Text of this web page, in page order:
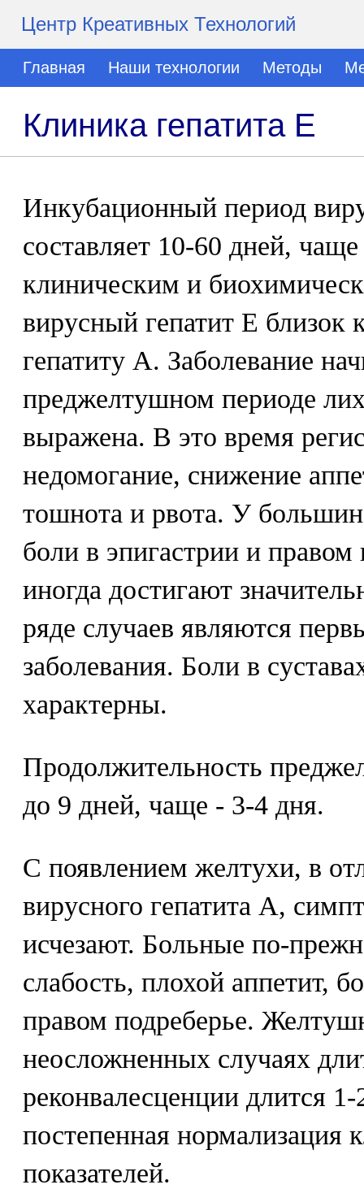
Центр Креативных Технологий
Главная Наши технологии Методы
Клиника гепатита Е
Инкубационный период
составляет 10-60 дней,
клиническим и
вирусный гепатит Е близок
гепатиту А. Заболевание
преджелтушном периоде
выражена. В это время
недомогание, снижение
тошнота и рвота. У
боли в эпигастрии и
иногда достигают
ряде случаев являются
заболевания. Боли в
характерны.
Продолжительность
до 9 дней, чаще - 3-4 дня.
С появлением желтухи, в
вирусного гепатита А,
исчезают. Больные по-
слабость, плохой аппетит,
правом подреберье.
неосложненных случаях
реконвалесценции длится
постепенная нормализация
показателей.